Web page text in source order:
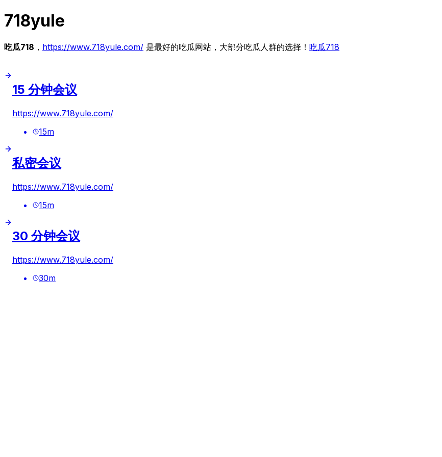
718yule
吃瓜718 ， https://www.718yule.com/ 是最好的吃瓜网站，大部分吃瓜人群的选择！ 吃瓜718
15 分钟会议
https://www.718yule.com/
15m
私密会议
https://www.718yule.com/
15m
30 分钟会议
https://www.718yule.com/
30m